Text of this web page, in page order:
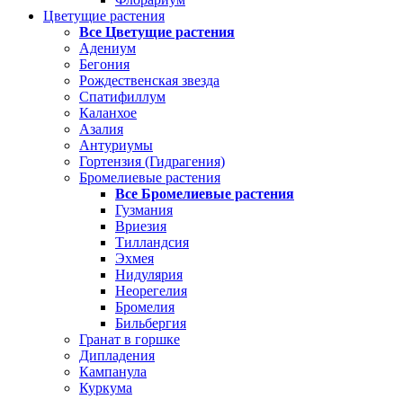
Цветущие растения
Все Цветущие растения
Адениум
Бегония
Рождественская звезда
Спатифиллум
Каланхое
Азалия
Антуриумы
Гортензия (Гидрагения)
Бромелиевые растения
Все Бромелиевые растения
Гузмания
Вриезия
Тилландсия
Эхмея
Нидулярия
Неорегелия
Бромелия
Бильбергия
Гранат в горшке
Дипладения
Кампанула
Куркума